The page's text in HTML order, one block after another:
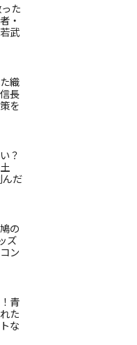
た
・
武
織
長
を
？
だ
の
ズ
ン
青
た
な